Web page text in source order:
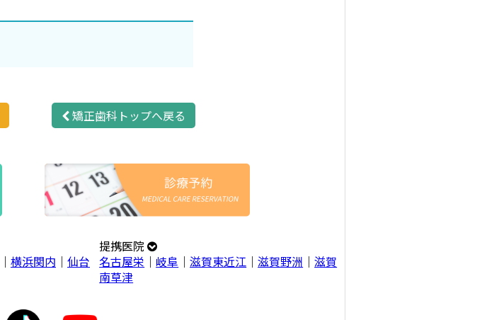
矯正歯科トップへ戻る
｜ 横浜関内 ｜ 仙台
提携医院
名古屋栄 ｜岐阜 ｜滋賀東近江 ｜滋賀野洲 ｜滋賀
南草津